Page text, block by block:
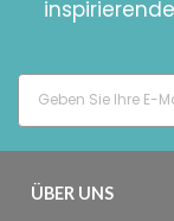
ÜBER UNS